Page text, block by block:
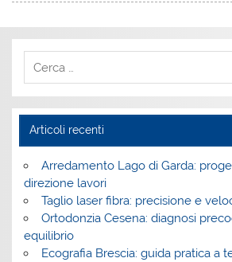
Articoli recenti
Arredamento Lago di Garda:
direzione lavori
Taglio laser fibra: precisione e
Ortodonzia Cesena: diagnosi
equilibrio
Ecografia Brescia: guida pratica a